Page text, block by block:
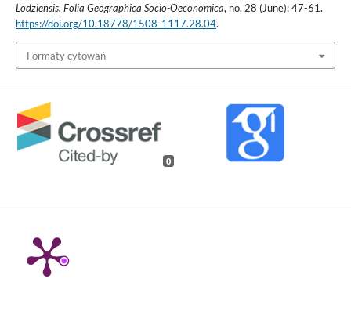
Lodziensis. Folia Geographica Socio-Oeconomica, no. 28 (June): 47-61.
https://doi.org/10.18778/1508-1117.28.04.
Formaty cytowań
0